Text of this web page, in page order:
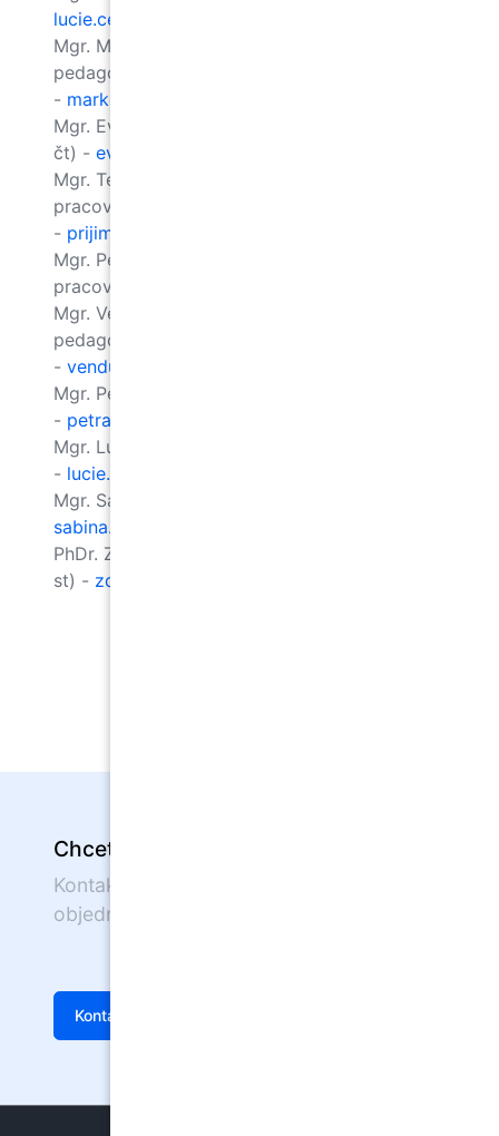
lucie.cechova@pppbrno.cz
Mgr. Markéta Holobrádek, speciální
pedagožka
- marketa.holobradek@pppbrno.cz
Mgr. Eva Hujková, speciální pedagožka (po-
čt) - eva.hujkova@pppbrno.cz
Mgr. Tereza Hyžáková, vedoucí sociální
pracovnice
- prijimacka.purkynova@pppbrno.cz
Mgr. Petra Janušová, psycholožka, vedoucí
pracoviště -
Mgr. Vendulka Kosmáková, speciální
pedagožka (út-čt)
- vendulka.kosmakova@pppbrno.cz
Mgr. Petra Krechlerová, psycholožka
- petra.krechlerova@pppbrno.cz
Mgr. Lucie Namešanská, psycholožka (út - čt)
- lucie.namesanska@pppbrno.cz
Mgr. Sabina Tajovská, psycholožka -
sabina.tajovska@pppbrno.cz
PhDr. Zdeňka Vondráková, psycholožka (út,
st) - zdenka.vondrakova@pppbrno.cz
Chcete nás navštívit?
Kontaktujte nás nebo se on-line
objednejte.
Kontakt